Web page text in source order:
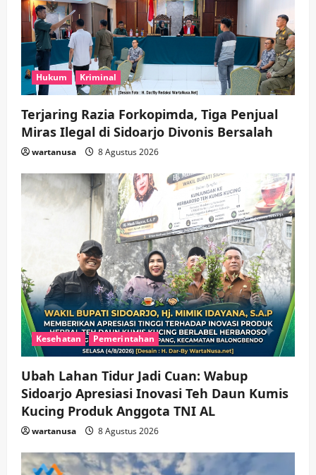
4
HOT NEWS: Ribuan Warga Wage
Tumplek Blek di Bazar Rakyat Jalan
Jambu, Borong Kuliner UMKM Sambil
Nonton Jaranan!
wartanusa 4 Agustus 2026
5
Keagamaan Pemerintahan
Sinergi Permudah Perizinan, Wakaf,
hingga Hibah
wartanusa
Hukum Kriminal
Terjaring Razia Forkopimda, Tiga Penjual
Miras Ilegal di Sidoarjo Divonis Bersalah
wartanusa 8 Agustus 2026
Kesehatan Pemerintahan
Ubah Lahan Tidur Jadi Cuan: Wabup
Sidoarjo Apresiasi Inovasi Teh Daun Kumis
Kucing Produk Anggota TNI AL
wartanusa 8 Agustus 2026